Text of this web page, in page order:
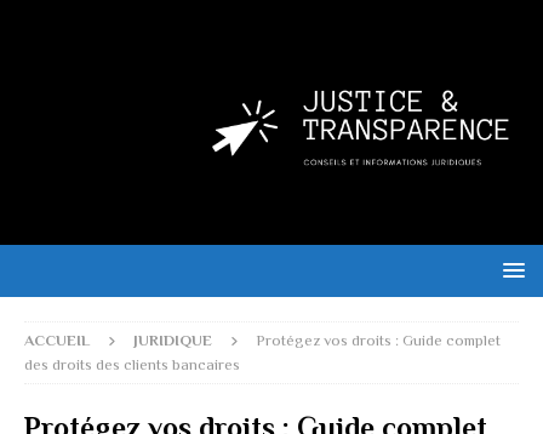
ACCUEIL JURIDIQUE
Protégez vos droits : Guide complet
des droits des clients bancaires
Protégez vos droits : Guide complet